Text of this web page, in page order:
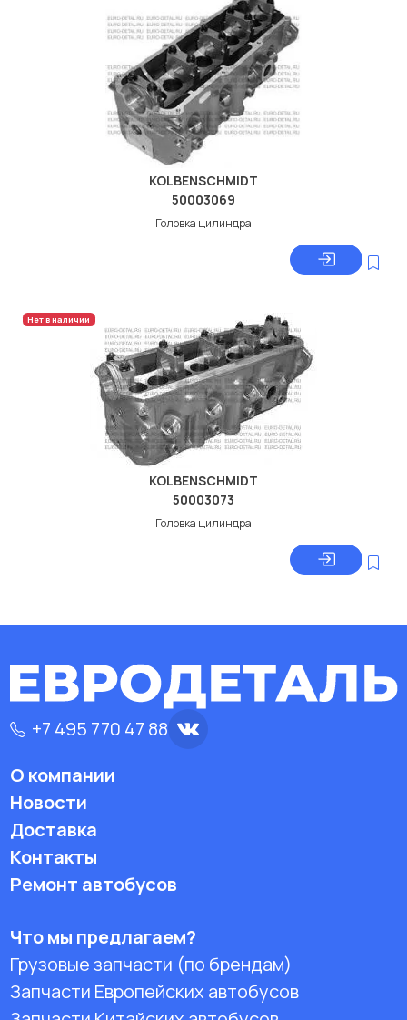
KOLBENSCHMIDT
50003069
Головка цилиндра
Нет в наличии
KOLBENSCHMIDT
50003073
Головка цилиндра
+7 495 770 47 88
О компании
Новости
Доставка
Контакты
Ремонт автобусов
Что мы предлагаем?
Грузовые запчасти (по брендам)
Запчасти Европейских автобусов